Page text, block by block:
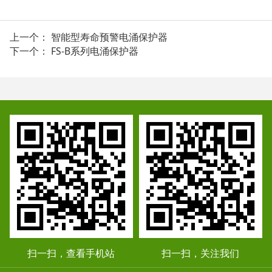
上一个： 智能型寿命预警电涌保护器
下一个： FS-B系列电涌保护器
扫一扫，查看手机站 扫一扫，关注我们